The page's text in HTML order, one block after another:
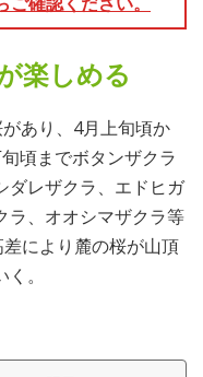
楽しめる
あり、4月上旬頃か
頃までボタンザクラ
ダレザクラ、エドヒガ
ラ、オオシマザクラ等
により麓の桜が山頂
。